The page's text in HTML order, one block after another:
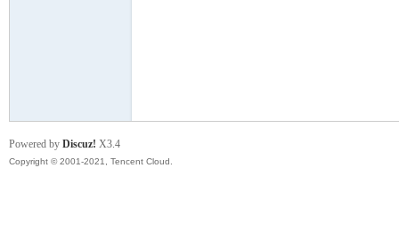
Powered by Discuz! X3.4
Copyright © 2001-2021, Tencent Cloud.